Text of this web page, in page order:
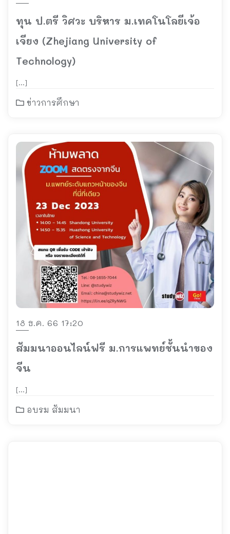
ทุน ป.ตรี วิศวะ บริหาร ม.เทคโนโลยีเจ้อ
เจียง (Zhejiang University of
Technology)
[…]
ข่าวการศึกษา
18 ธ.ค. 66 17:20
สัมมนาออนไลน์ฟรี ม.การแพทย์ชั้นนำของ
จีน
[…]
อบรม สัมมนา